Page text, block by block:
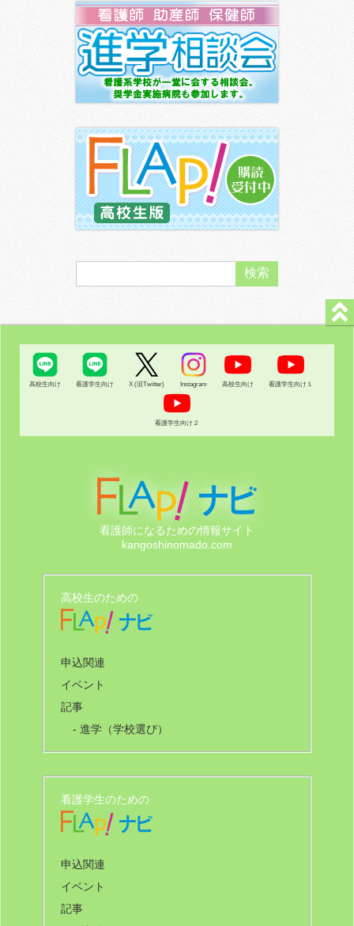
高校生向け 看護学生向け X (旧Twitter) Instagram 高校生向け 看護学生向け１
看護学生向け２
看護師になるための情報サイト
kangoshinomado.com
高校生のための
申込関連
イベント
記事
- 進学（学校選び）
看護学生のための
申込関連
イベント
記事